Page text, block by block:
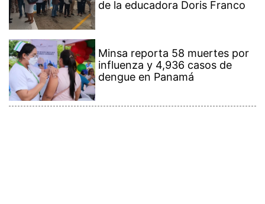
influenza y 4,936 casos de
dengue en Panamá